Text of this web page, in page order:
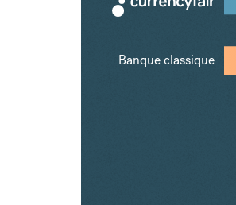
Banque classique